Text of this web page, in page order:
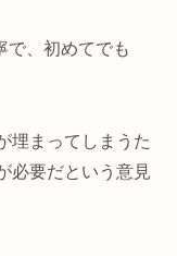
で、初めてでも
埋まってしまうた
必要だという意見